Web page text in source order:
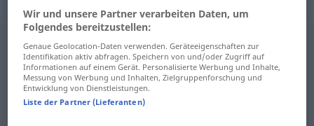
Wir und unsere Partner verarbeiten Daten, um
Folgendes bereitzustellen:
Genaue Geolocation-Daten verwenden. Geräteeigenschaften zur
Identifikation aktiv abfragen. Speichern von und/oder Zugriff auf
Informationen auf einem Gerät. Personalisierte Werbung und Inhalte,
Messung von Werbung und Inhalten, Zielgruppenforschung und
Entwicklung von Dienstleistungen.
Liste der Partner (Lieferanten)